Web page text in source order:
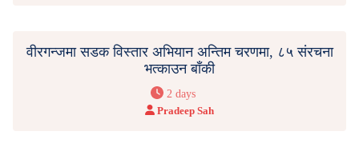
वीरगन्जमा सडक विस्तार अभियान अन्तिम चरणमा, ८५ संरचना
भत्काउन बाँकी
2 days
Pradeep Sah